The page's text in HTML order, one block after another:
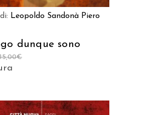
Leopoldo Sandonà Piero
dunque sono
15,00€